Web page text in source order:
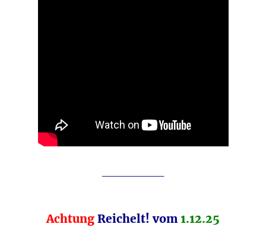
Achtung Reichelt! vom 1.12.25